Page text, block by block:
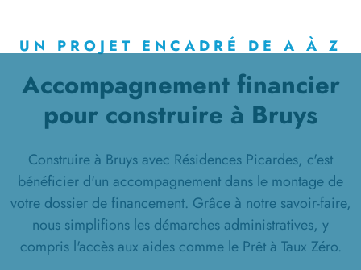
UN PROJET ENCADRÉ DE A À Z
Accompagnement financier
pour construire à Bruys
Construire à Bruys avec Résidences Picardes, c'est
bénéficier d'un accompagnement dans le montage de
votre dossier de financement. Grâce à notre savoir-faire,
nous simplifions les démarches administratives, y
compris l'accès aux aides comme le Prêt à Taux Zéro.